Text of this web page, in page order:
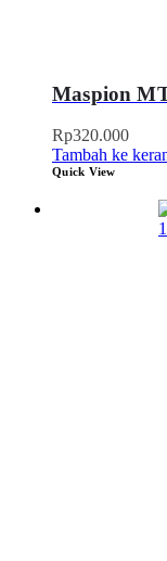
Maspion
Rp320.000
Tambah ke
Quick View